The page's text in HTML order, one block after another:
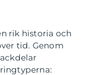
rik historia och
tid. Genom